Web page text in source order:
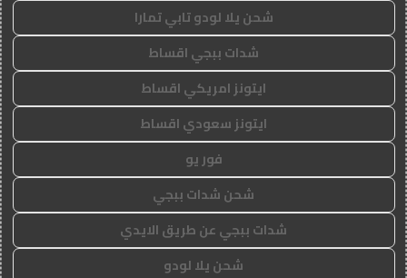
شحن يلا لودو تابي تمارا
شدات ببجي اقساط
ايتونز امريكي اقساط
ايتونز سعودي اقساط
فور يو
شحن شدات ببجي
شدات ببجي عن طريق الايدي
شحن يلا لودو